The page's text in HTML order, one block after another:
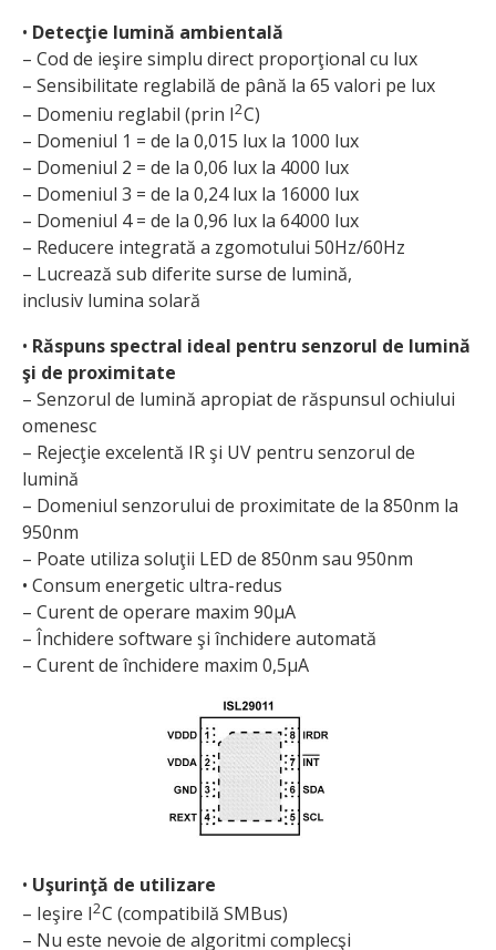
• Detecţie lumină ambientală
– Cod de ieşire simplu direct proporţional cu lux
– Sensibilitate reglabilă de până la 65 valori pe lux
– Domeniu reglabil (prin I2C)
– Domeniul 1 = de la 0,015 lux la 1000 lux
– Domeniul 2 = de la 0,06 lux la 4000 lux
– Domeniul 3 = de la 0,24 lux la 16000 lux
– Domeniul 4 = de la 0,96 lux la 64000 lux
– Reducere integrată a zgomotului 50Hz/60Hz
– Lucrează sub diferite surse de lumină,
inclusiv lumina solară
• Răspuns spectral ideal pentru senzorul de lumină
şi de proximitate
– Senzorul de lumină apropiat de răspunsul ochiului
omenesc
– Rejecţie excelentă IR şi UV pentru senzorul de
lumină
– Domeniul senzorului de proximitate de la 850nm la
950nm
– Poate utiliza soluţii LED de 850nm sau 950nm
• Consum energetic ultra-redus
– Curent de operare maxim 90µA
– Închidere software şi închidere automată
– Curent de închidere maxim 0,5µA
• Uşurinţă de utilizare
– Ieşire I2C (compatibilă SMBus)
– Nu este nevoie de algoritmi complecşi